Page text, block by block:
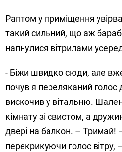
Раптом у приміщення
такий сильний, що аж
напнулися вітрилами
- Біжи швидко сюди, але
почув я переляканий
вискочив у вітальню.
кімнату зі свистом, а
двері на балкон. – Тримай!
перекрикуючи голос вітру,